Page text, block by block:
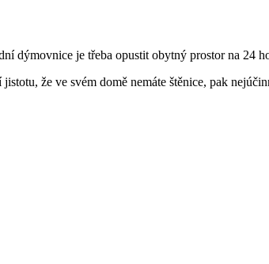
dýmovnice je třeba opustit obytný prostor na 24
že ve svém domě nemáte štěnice, pak